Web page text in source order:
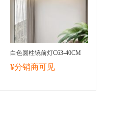
白色圆柱镜前灯C63-40CM
¥分销商可见